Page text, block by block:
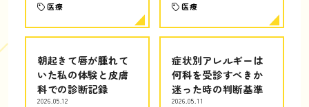
医療 医療
朝起きて唇が腫れて
いた私の体験と皮膚
科での診断記録
2026.05.12
症状別アレルギーは
何科を受診すべきか
迷った時の判断基準
2026.05.11